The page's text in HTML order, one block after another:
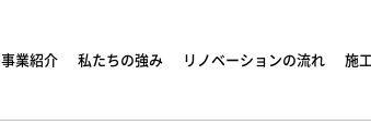
事業紹介 私たちの強み リノベーションの流れ 施